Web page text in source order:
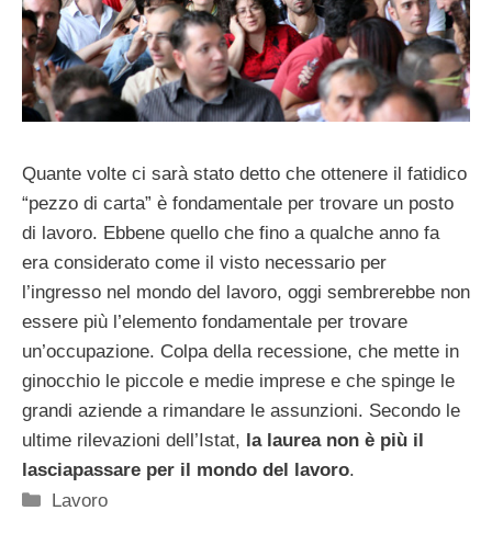
Quante volte ci sarà stato detto che ottenere il fatidico
“pezzo di carta” è fondamentale per trovare un posto
di lavoro. Ebbene quello che fino a qualche anno fa
era considerato come il visto necessario per
l’ingresso nel mondo del lavoro, oggi sembrerebbe non
essere più l’elemento fondamentale per trovare
un’occupazione. Colpa della recessione, che mette in
ginocchio le piccole e medie imprese e che spinge le
grandi aziende a rimandare le assunzioni. Secondo le
ultime rilevazioni dell’Istat, la laurea non è più il
lasciapassare per il mondo del lavoro.
Categorie
Lavoro